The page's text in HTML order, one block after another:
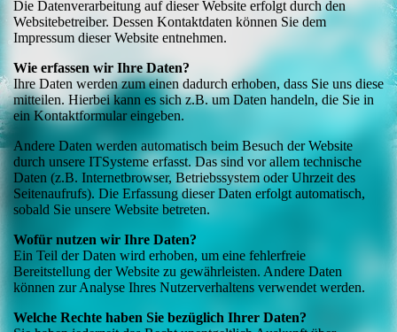
Die Datenverarbeitung auf dieser Website erfolgt durch den
Websitebetreiber. Dessen Kontaktdaten können Sie dem
Impressum dieser Website entnehmen.
Wie erfassen wir Ihre Daten?
Ihre Daten werden zum einen dadurch erhoben, dass Sie uns diese
mitteilen. Hierbei kann es sich z.B. um Daten handeln, die Sie in
ein Kontaktformular eingeben.
Andere Daten werden automatisch beim Besuch der Website
durch unsere ITSysteme erfasst. Das sind vor allem technische
Daten (z.B. Internetbrowser, Betriebssystem oder Uhrzeit des
Seitenaufrufs). Die Erfassung dieser Daten erfolgt automatisch,
sobald Sie unsere Website betreten.
Wofür nutzen wir Ihre Daten?
Ein Teil der Daten wird erhoben, um eine fehlerfreie
Bereitstellung der Website zu gewährleisten. Andere Daten
können zur Analyse Ihres Nutzerverhaltens verwendet werden.
Welche Rechte haben Sie bezüglich Ihrer Daten?